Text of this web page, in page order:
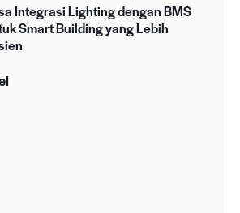
Integrasi Lighting dengan BMS
Smart Building yang Lebih